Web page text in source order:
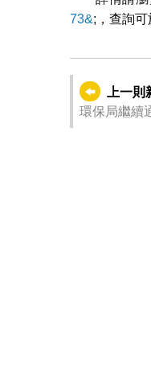
73&;，查詢
上一則
環保局繼續